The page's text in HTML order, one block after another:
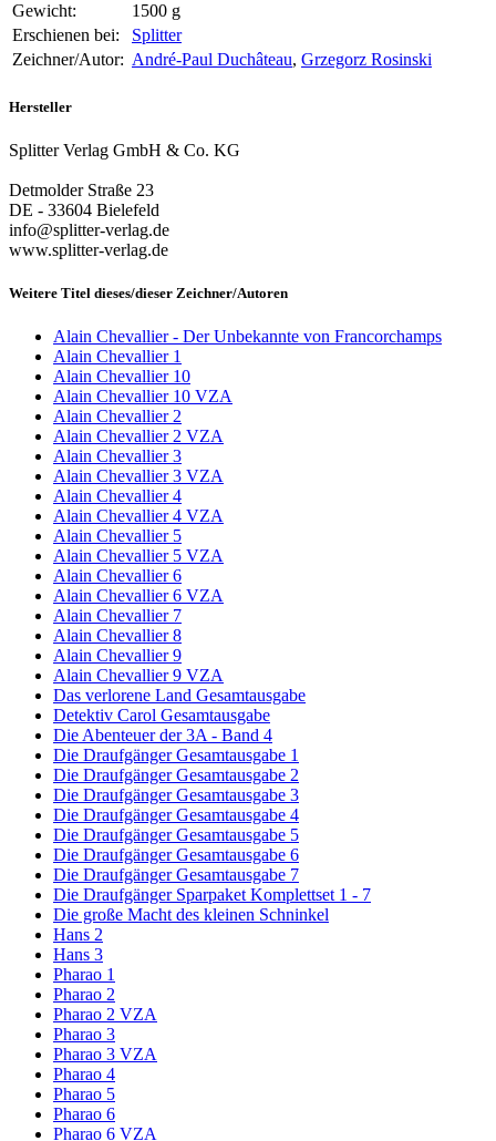
Gewicht:
1500 g
Erschienen bei:
Splitter
Zeichner/Autor: André-Paul Duchâteau, Grzegorz Rosinski
Hersteller
Splitter Verlag GmbH & Co. KG
Detmolder Straße 23
DE - 33604 Bielefeld
info@splitter-verlag.de
www.splitter-verlag.de
Weitere Titel dieses/dieser Zeichner/Autoren
Alain Chevallier - Der Unbekannte von Francorchamps
Alain Chevallier 1
Alain Chevallier 10
Alain Chevallier 10 VZA
Alain Chevallier 2
Alain Chevallier 2 VZA
Alain Chevallier 3
Alain Chevallier 3 VZA
Alain Chevallier 4
Alain Chevallier 4 VZA
Alain Chevallier 5
Alain Chevallier 5 VZA
Alain Chevallier 6
Alain Chevallier 6 VZA
Alain Chevallier 7
Alain Chevallier 8
Alain Chevallier 9
Alain Chevallier 9 VZA
Das verlorene Land Gesamtausgabe
Detektiv Carol Gesamtausgabe
Die Abenteuer der 3A - Band 4
Die Draufgänger Gesamtausgabe 1
Die Draufgänger Gesamtausgabe 2
Die Draufgänger Gesamtausgabe 3
Die Draufgänger Gesamtausgabe 4
Die Draufgänger Gesamtausgabe 5
Die Draufgänger Gesamtausgabe 6
Die Draufgänger Gesamtausgabe 7
Die Draufgänger Sparpaket Komplettset 1 - 7
Die große Macht des kleinen Schninkel
Hans 2
Hans 3
Pharao 1
Pharao 2
Pharao 2 VZA
Pharao 3
Pharao 3 VZA
Pharao 4
Pharao 5
Pharao 6
Pharao 6 VZA